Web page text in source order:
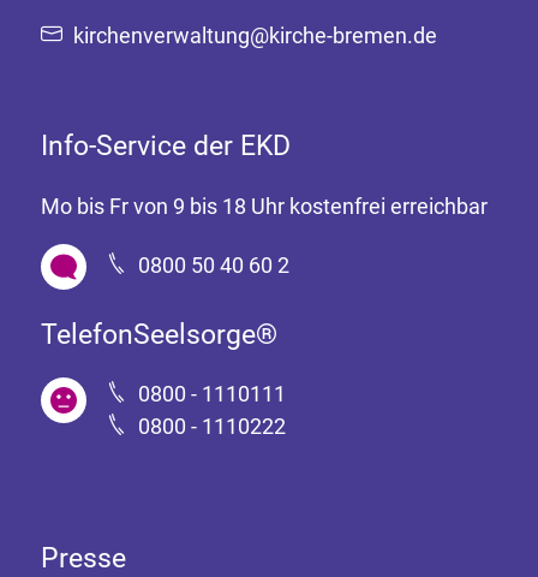
kirchenverwaltung@kirche-bremen.de
Info-Service der EKD
Mo bis Fr von 9 bis 18 Uhr kostenfrei erreichbar
0800 50 40 60 2
TelefonSeelsorge®
0800 - 1110111
0800 - 1110222
Presse